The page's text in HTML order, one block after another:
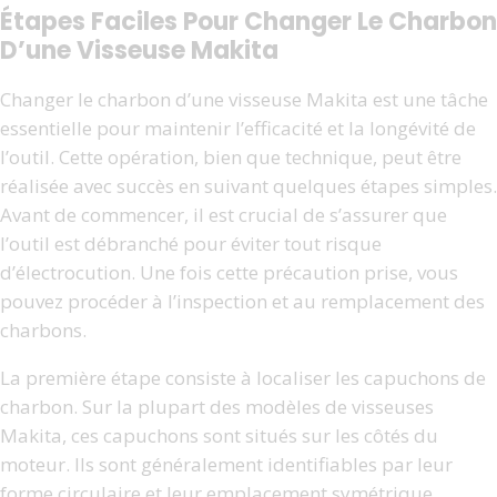
Étapes Faciles Pour Changer Le Charbon
D’une Visseuse Makita
Changer le charbon d’une visseuse Makita est une tâche
essentielle pour maintenir l’efficacité et la longévité de
l’outil. Cette opération, bien que technique, peut être
réalisée avec succès en suivant quelques étapes simples.
Avant de commencer, il est crucial de s’assurer que
l’outil est débranché pour éviter tout risque
d’électrocution. Une fois cette précaution prise, vous
pouvez procéder à l’inspection et au remplacement des
charbons.
La première étape consiste à localiser les capuchons de
charbon. Sur la plupart des modèles de visseuses
Makita, ces capuchons sont situés sur les côtés du
moteur. Ils sont généralement identifiables par leur